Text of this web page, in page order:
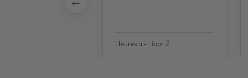
Heureka - Libor Ž.